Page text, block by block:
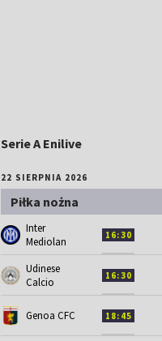
Serie A Enilive
22 SIERPNIA 2026
Piłka nożna
Inter
Mediolan
16:30
Udinese
Calcio
16:30
Genoa CFC 18:45